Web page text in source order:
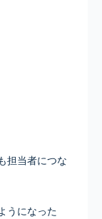
担当者につな
うになった